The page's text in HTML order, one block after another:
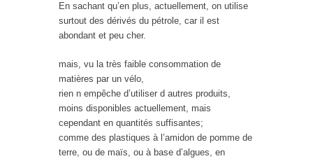
En sachant qu’en plus, actuellement, on utilise
surtout des dérivés du pétrole, car il est
abondant et peu cher.
mais, vu la très faible consommation de
matières par un vélo,
rien n empêche d’utiliser d autres produits,
moins disponibles actuellement, mais
cependant en quantités suffisantes;
comme des plastiques à l’amidon de pomme de
terre, ou de maïs, ou à base d’algues, en